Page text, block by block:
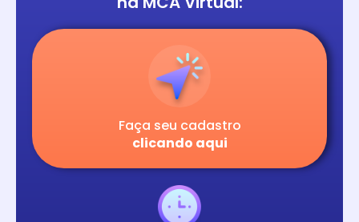
Faça seu cadastro
clicando aqui